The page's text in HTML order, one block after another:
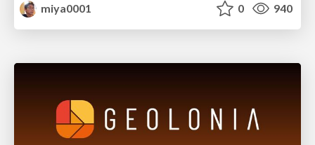
miya0001
0 940